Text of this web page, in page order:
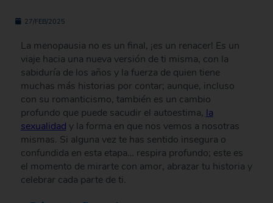
27/FEB/2025
La menopausia no es un final, ¡es un renacer! Es un
viaje hacia una nueva versión de ti misma, con la
sabiduría de los años y la fuerza de quien tiene
muchas más historias por contar; aunque, incluso
con su romanticismo, también es un cambio
profundo que puede sacudir el autoestima, la
sexualidad y la forma en que nos vemos a nosotras
mismas. Si alguna vez te has sentido insegura o
confundida en esta etapa… respira profundo; este es
el momento de mirarte con amor, abrazar tu historia y
celebrar cada parte de ti.